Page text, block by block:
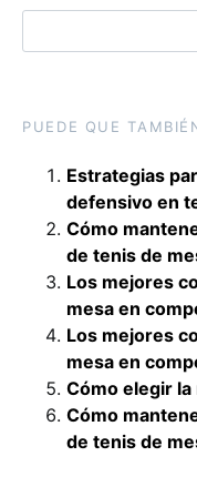
PUEDE QUE
Estrategias
defensivo en
Cómo
de tenis de
Los mejores
mesa en
Los mejores
mesa en
Cómo elegir
Cómo
de tenis de